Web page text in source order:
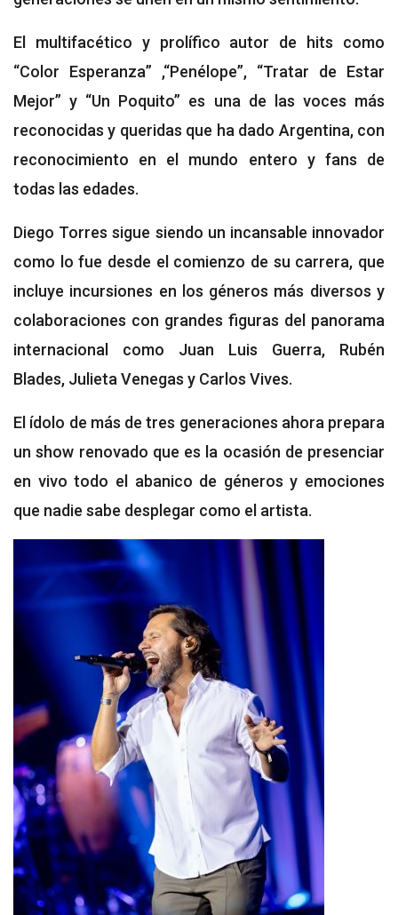
El multifacético y prolífico autor de hits como
“Color Esperanza” ,“Penélope”, “Tratar de Estar
Mejor” y “Un Poquito” es una de las voces más
reconocidas y queridas que ha dado Argentina, con
reconocimiento en el mundo entero y fans de
todas las edades.
Diego Torres sigue siendo un incansable innovador
como lo fue desde el comienzo de su carrera, que
incluye incursiones en los géneros más diversos y
colaboraciones con grandes figuras del panorama
internacional como Juan Luis Guerra, Rubén
Blades, Julieta Venegas y Carlos Vives.
El ídolo de más de tres generaciones ahora prepara
un show renovado que es la ocasión de presenciar
en vivo todo el abanico de géneros y emociones
que nadie sabe desplegar como el artista.